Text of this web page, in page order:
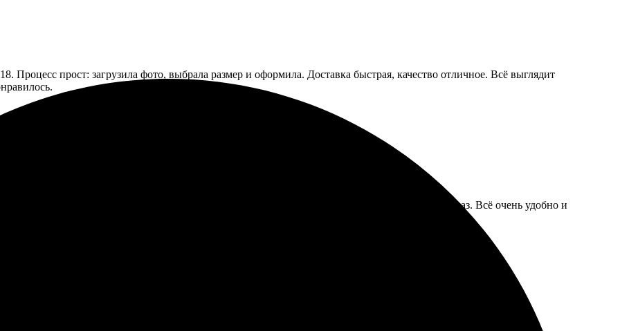
Процесс прост: загрузила фото, выбрала размер и оформила. Доставка быстрая, качество отличное. Всё выглядит
фотки 13х18 и осталась в восторге. Пшикнула на сайте, выбрала фото и оформила заказ. Всё очень удобно и
Рекомендую всем!